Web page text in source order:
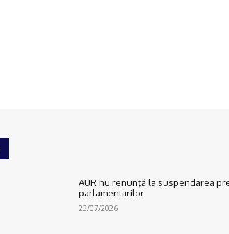
AUR nu renunţă la suspendarea
parlamentarilor
23/07/2026